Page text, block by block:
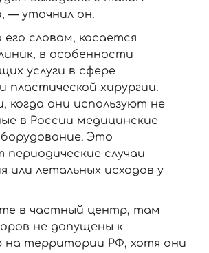
— уточнил он.
словам, касается
в особенности
услуги в сфере
пластической хирургии.
когда они используют не
в России медицинские
Это
случаи
или летальных исходов у
в частный центр, там
не допущены к
на территории РФ, хотя они